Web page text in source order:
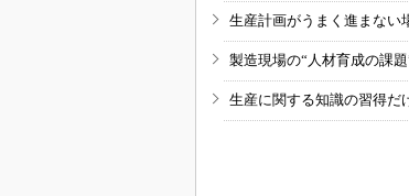
生産計画がうまく進まない
製造現場の“人材育成の課
生産に関する知識の習得